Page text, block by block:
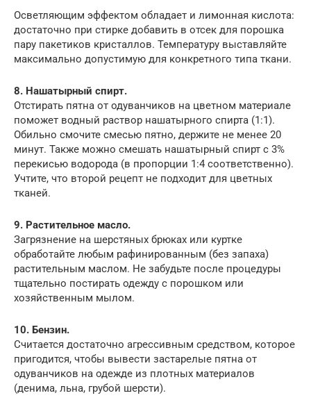
Осветляющим эффектом обладает и лимонная кислота:
достаточно при стирке добавить в отсек для порошка
пару пакетиков кристаллов. Температуру выставляйте
максимально допустимую для конкретного типа ткани.
8. Нашатырный спирт.
Отстирать пятна от одуванчиков на цветном материале
поможет водный раствор нашатырного спирта (1:1).
Обильно смочите смесью пятно, держите не менее 20
минут. Также можно смешать нашатырный спирт с 3%
перекисью водорода (в пропорции 1:4 соответственно).
Учтите, что второй рецепт не подходит для цветных
тканей.
9. Растительное масло.
Загрязнение на шерстяных брюках или куртке
обработайте любым рафинированным (без запаха)
растительным маслом. Не забудьте после процедуры
тщательно постирать одежду с порошком или
хозяйственным мылом.
10. Бензин.
Считается достаточно агрессивным средством, которое
пригодится, чтобы вывести застарелые пятна от
одуванчиков на одежде из плотных материалов
(денима, льна, грубой шерсти).